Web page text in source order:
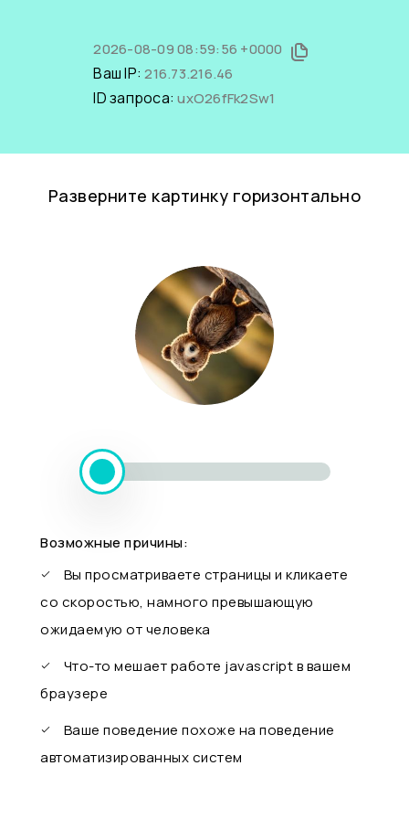
2026-08-09 08:59:56 +0000
Ваш IP:216.73.216.46
ID запроса:uxO26fFk2Sw1
Разверните картинку горизонтально
Возможные причины:
Вы просматриваете страницы и кликаете
со скоростью, намного превышающую
ожидаемую от человека
Что-то мешает работе javascript в вашем
браузере
Ваше поведение похоже на поведение
автоматизированных систем